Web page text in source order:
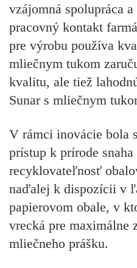
vzájomná spolupráca
pracovný kontakt
pre výrobu používa
mliečnym tukom
kvalitu, ale tiež
Sunar s mliečnym
V rámci inovácie bola
prístup k prírode
recyklovateľnosť
naďalej k dispozícii v
papierovom obale, v
vrecká pre maximálne
mliečneho prášku.